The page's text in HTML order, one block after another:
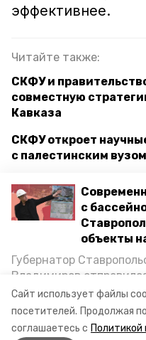
Сайт использует файлы
посетителей. Продолжая
соглашаетесь с
с
объекты
Губернатор
Владимиров
Минеральные Воды,
строительство
Минводах, а также
эффективнее.
Читайте также:
СКФУ и
совместную
Кавказа
СКФУ откроет
с палестинским вузом
Специалисты СКФУ
транспортной
животноводство